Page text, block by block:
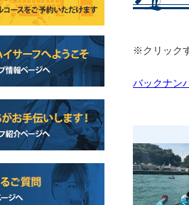
※クリック
バックナン